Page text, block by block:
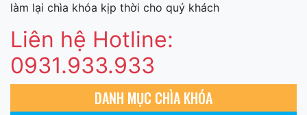
làm lại chìa khóa kịp thời cho quý khách
Liên hệ Hotline:
0931.933.933
DANH MỤC CHÌA KHÓA